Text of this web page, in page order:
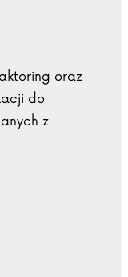
oraz
do
z